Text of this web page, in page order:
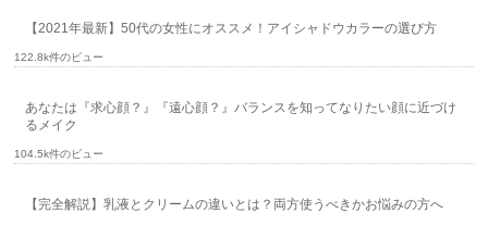
【2021年最新】50代の女性にオススメ！アイシャドウカラーの選び方
122.8k件のビュー
あなたは『求心顔？』『遠心顔？』バランスを知ってなりたい顔に近づけ
るメイク
104.5k件のビュー
【完全解説】乳液とクリームの違いとは？両方使うべきかお悩みの方へ